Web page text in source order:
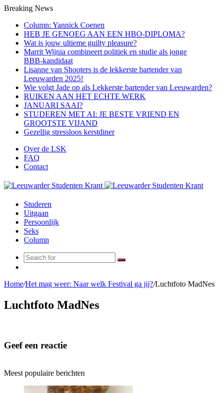
Breaking News
Column: Yannick Coenen
HEB JE GENOEG AAN EEN HBO-DIPLOMA?
Wat is jouw ultieme guilty pleasure?
Marrit Wijnia combineert politiek en studie als jonge
BBB‑kandidaat
Lisanne van Shooters is de lekkerste bartender van
Leeuwarden 2025!
Wie volgt Jade op als Lekkerste bartender van Leeuwarden?
RUIKEN AAN HET ECHTE WERK
JANUARI SAAI?
STUDEREN MET AI: JE BESTE VRIEND EN
GROOTSTE VIJAND
Gezellig stressloos kerstdiner
Over de LSK
FAQ
Contact
Menu
Studeren
Uitgaan
Persoonlijk
Seks
Column
Search
Home/Het mag weer: Naar welk Festival ga jij?/Luchtfoto MadNes
Luchtfoto MadNes
Geef een reactie
Meest populaire berichten